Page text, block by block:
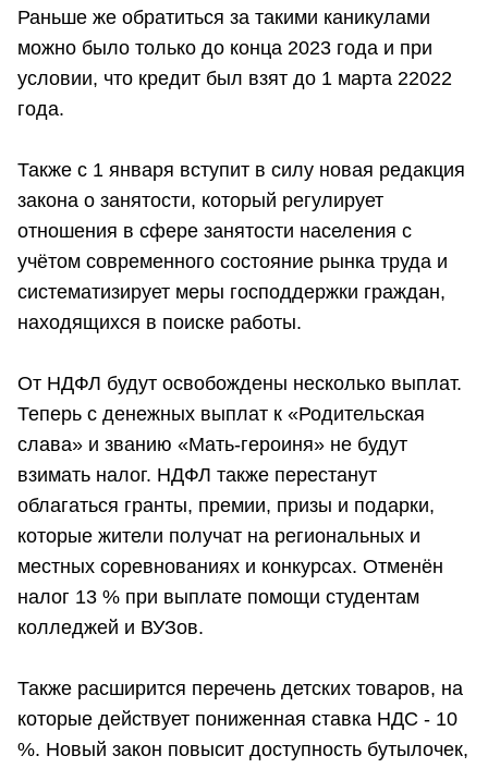
Раньше же обратиться за такими каникулами
можно было только до конца 2023 года и при
условии, что кредит был взят до 1 марта 22022
года.
Также с 1 января вступит в силу новая редакция
закона о занятости, который регулирует
отношения в сфере занятости населения с
учётом современного состояние рынка труда и
систематизирует меры господдержки граждан,
находящихся в поиске работы.
От НДФЛ будут освобождены несколько выплат.
Теперь с денежных выплат к «Родительская
слава» и званию «Мать-героиня» не будут
взимать налог. НДФЛ также перестанут
облагаться гранты, премии, призы и подарки,
которые жители получат на региональных и
местных соревнованиях и конкурсах. Отменён
налог 13 % при выплате помощи студентам
колледжей и ВУЗов.
Также расширится перечень детских товаров, на
которые действует пониженная ставка НДС - 10
%. Новый закон повысит доступность бутылочек,